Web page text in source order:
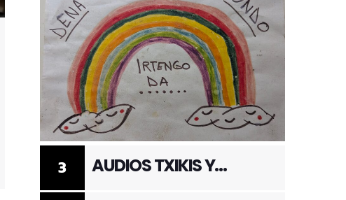
3 AUDIOS TXIKIS Y